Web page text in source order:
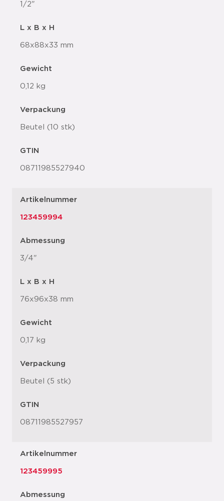
1/2"
L x B x H
68x88x33 mm
Gewicht
0,12 kg
Verpackung
Beutel (10 stk)
GTIN
08711985527940
Artikelnummer
123459994
Abmessung
3/4"
L x B x H
76x96x38 mm
Gewicht
0,17 kg
Verpackung
Beutel (5 stk)
GTIN
08711985527957
Artikelnummer
123459995
Abmessung